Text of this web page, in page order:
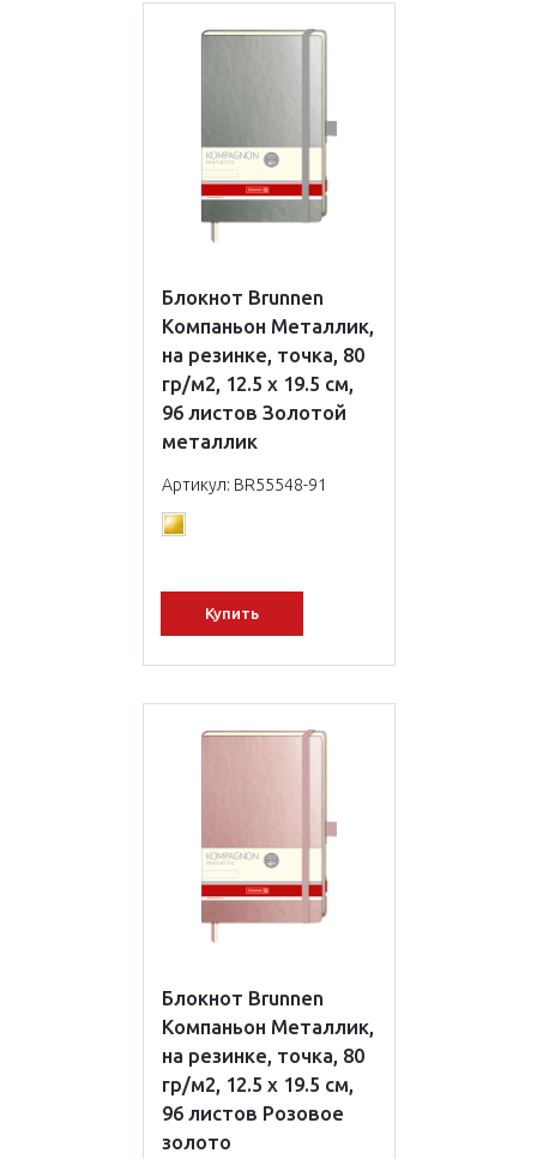
Блокнот Brunnen
Компаньон Металлик,
на резинке, точка, 80
гр/м2, 12.5 х 19.5 см,
96 листов Золотой
металлик
Артикул: BR55548-91
Купить
Блокнот Brunnen
Компаньон Металлик,
на резинке, точка, 80
гр/м2, 12.5 х 19.5 см,
96 листов Розовое
золото